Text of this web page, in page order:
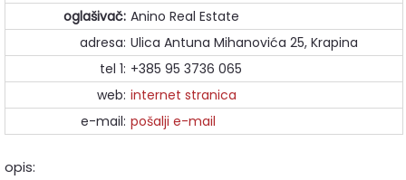
oglašivač: Anino Real Estate
adresa: Ulica Antuna Mihanovića 25, Krapina
tel 1: +385 95 3736 065
web: internet stranica
e-mail: pošalji e-mail
opis: